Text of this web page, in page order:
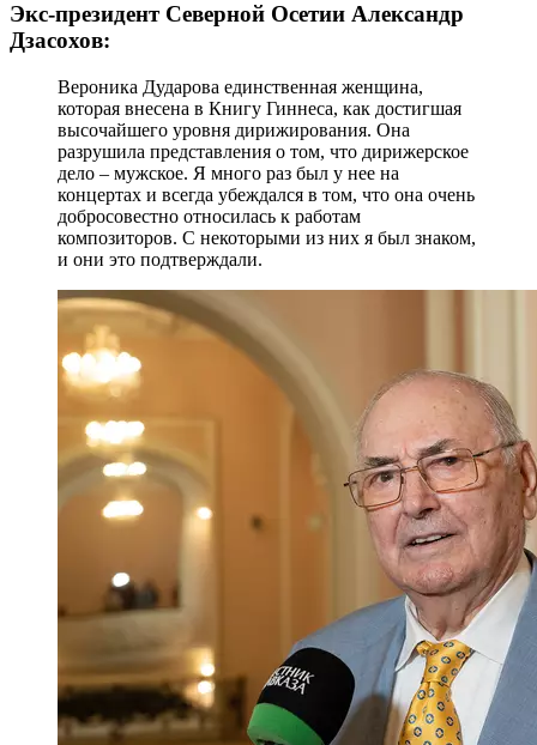
Экс-президент Северной Осетии Александр
Дзасохов:
Вероника Дударова единственная женщина,
которая внесена в Книгу Гиннеса, как достигшая
высочайшего уровня дирижирования. Она
разрушила представления о том, что дирижерское
дело – мужское. Я много раз был у нее на
концертах и всегда убеждался в том, что она очень
добросовестно относилась к работам
композиторов. С некоторыми из них я был знаком,
и они это подтверждали.